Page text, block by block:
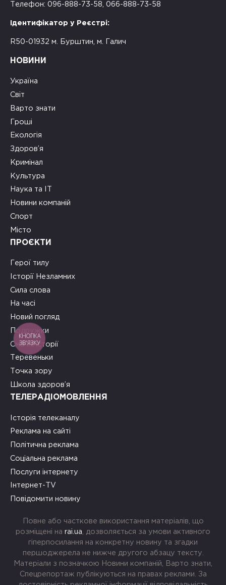
Телефон: 096-888-73-58, 066-888-73-58
Ідентифікатор у Реєстрі:
R50-01932 м. Бурштин, м. Галич
НОВИНИ
Україна
Світ
Варто знати
Гроші
Екологія
Здоров’я
Кримінал
Культура
Наука та ІТ
Новини компаній
Спорт
Місто
ПРОЄКТИ
Герої тилу
Історії Незламних
Сила слова
На часі
Новий погляд
Подружки
Смачні історії
Теревеньки
Точка зору
Школа здоров’я
ТЕЛЕРАДІОМОВЛЕННЯ
Історія телеканалу
Реклама на сайті
Політична реклама
Соціальна реклама
Послуги інтернету
Інтернет-TV
Повідомити новину
Повне або часткове використання матеріалів, що
розміщені на rai.ua , дозволяється за умови активного
гіперпосилання на конкретну новину та згадки
першоджерела не нижче другого абзацу тексту.
Матеріали з позначкою Новини компаній, Варто знати,
Спецрепортаж публікуються на правах реклами. За
КНОПКА
ЗВ'ЯЗКУ